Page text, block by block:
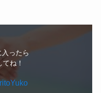
ったら
ね！